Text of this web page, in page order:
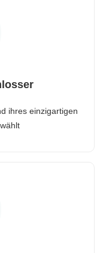
ihres einzigartigen